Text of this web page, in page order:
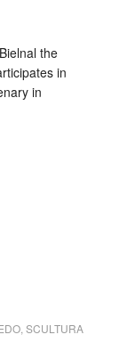
the
in
in
, SCULTURA